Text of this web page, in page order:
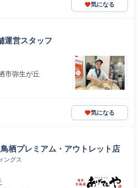
気になる
運営スタッフ
市弥生が丘
気になる
栖プレミアム・アウトレット店
ングス